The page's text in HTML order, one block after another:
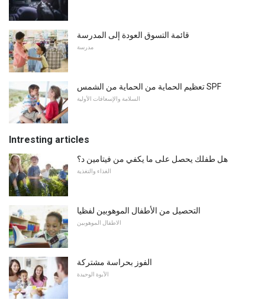
قائمة التسوق العودة إلى المدرسة
مدرسة
تعظيم الحماية من الحماية من الشمس SPF
السلامة والإسعافات الأولية
Intresting articles
هل طفلك يحصل على ما يكفي من فيتامين د؟
الغذاء والتغذية
التحصيل من الأطفال الموهوبين لفظيا
الاطفال الموهوبين
الفوز بحراسة مشتركة
الأبوة الوحيدة